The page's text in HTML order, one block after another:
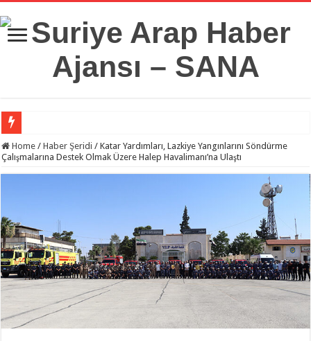
Suriye Savunma Bakanlığı’ndan Bir Heyet, Türkiye’deki Milli Savunma
Home / Haber Şeridi / Katar Yardımları, Lazkiye Yangınlarını Söndürme
Çalışmalarına Destek Olmak Üzere Halep Havalimanı’na Ulaştı